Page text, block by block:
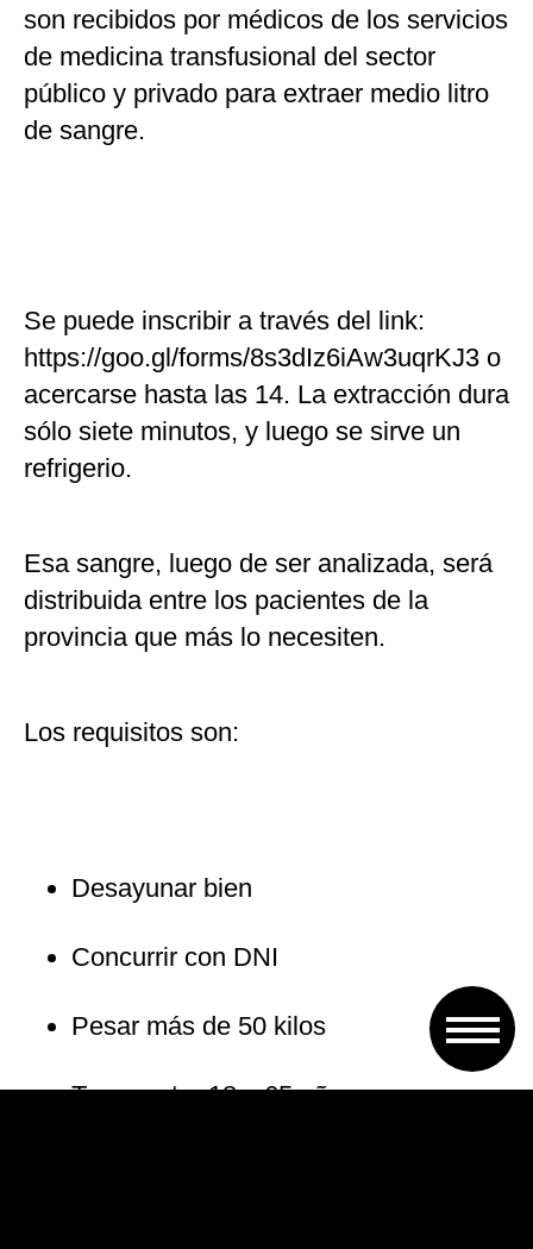
son recibidos por médicos de los servicios
de medicina transfusional del sector
público y privado para extraer medio litro
de sangre.
Se puede inscribir a través del link:
https://goo.gl/forms/8s3dIz6iAw3uqrKJ3 o
acercarse hasta las 14. La extracción dura
sólo siete minutos, y luego se sirve un
refrigerio.
Esa sangre, luego de ser analizada, será
distribuida entre los pacientes de la
provincia que más lo necesiten.
Los requisitos son:
Desayunar bien
Concurrir con DNI
Pesar más de 50 kilos
Tener entre 18 y 65 años